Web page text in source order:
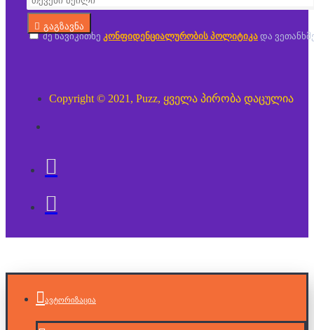
გაგზავნა
მე წავიკითხე კონფიდენციალურობის პოლიტიკა და
Copyright © 2021, Puzz, ყველა პირობა დაცულია
ავტორიზაცია